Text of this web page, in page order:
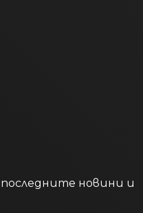
новини и